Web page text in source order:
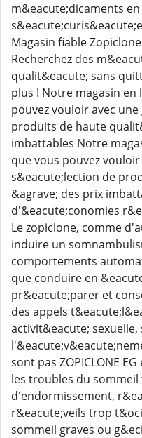
m&eacute;dicaments
Magasin fiable
Recherchez des
qualit&eacute; sans
plus ! Notre magasin en
pouvez vouloir avec
produits de haute
imbattables Notre
que vous pouvez
s&eacute;lection de
&agrave; des prix
d'&eacute;conomies
Le zopiclone, comme
induire un
comportements
que conduire en
pr&eacute;parer et
des appels
activit&eacute;
sont pas ZOPICLONE
les troubles du
d'endormissement,
r&eacute;veils trop
sommeil graves ou